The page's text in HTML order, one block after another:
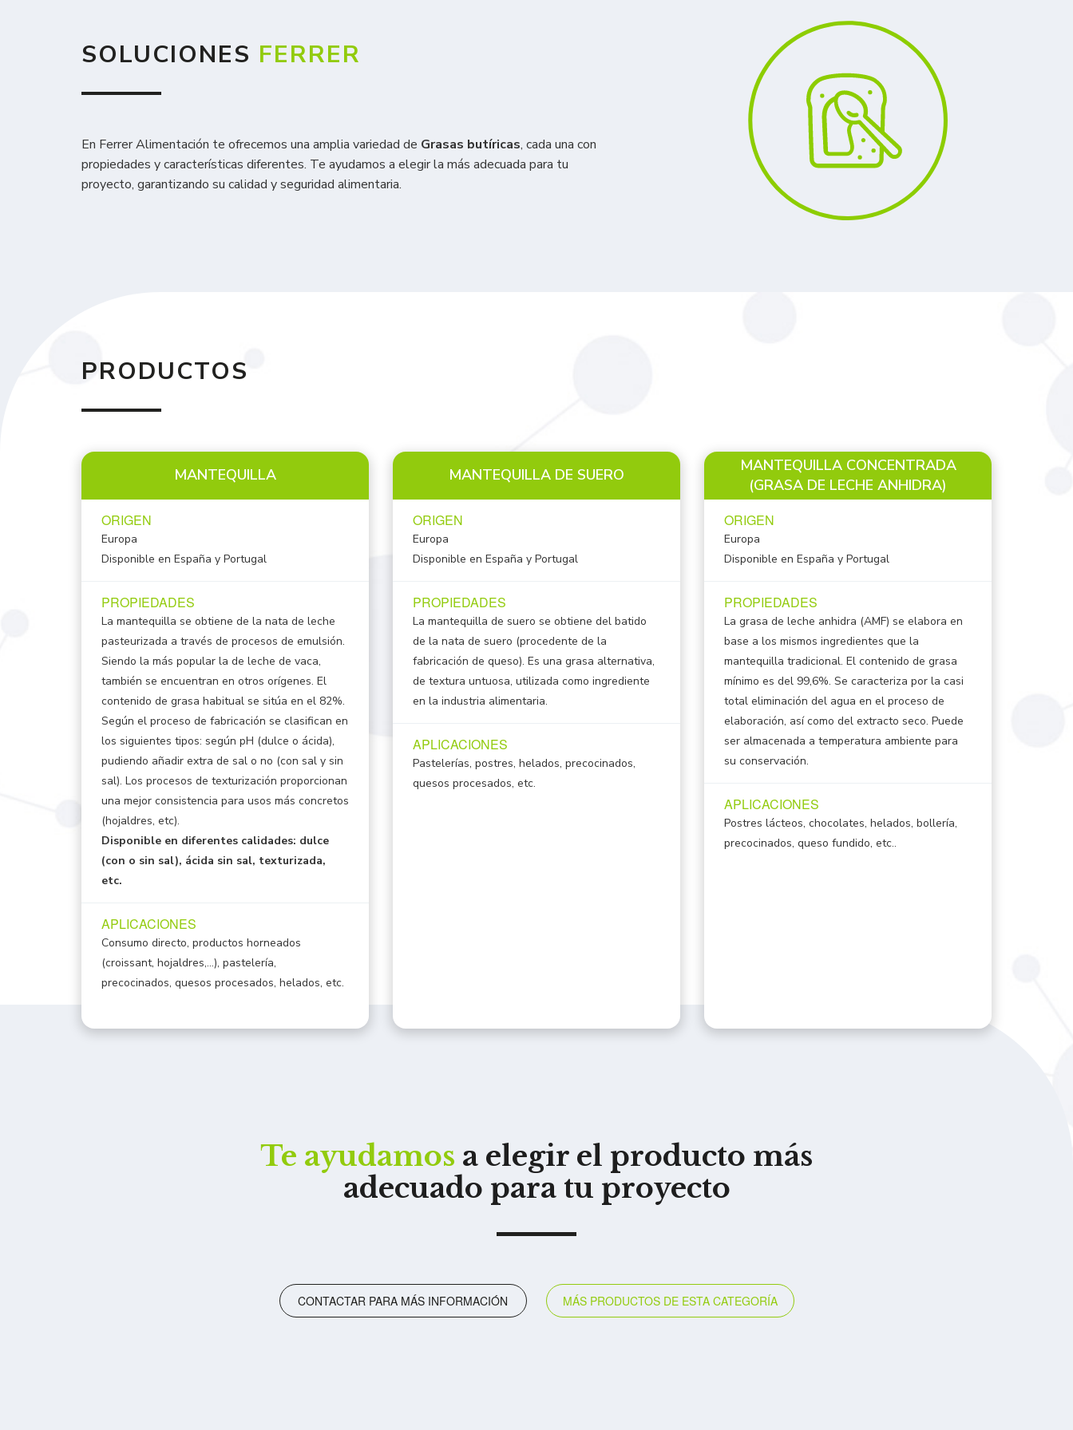
SOLUCIONES FERRER
En Ferrer Alimentación te ofrecemos una amplia variedad de Grasas butíricas, cada una con
propiedades y características diferentes. Te ayudamos a elegir la más adecuada para tu
proyecto, garantizando su calidad y seguridad alimentaria.
PRODUCTOS
MANTEQUILLA
ORIGEN
Europa
Disponible en España y Portugal
PROPIEDADES
La mantequilla se obtiene de la nata de leche
pasteurizada a través de procesos de emulsión.
Siendo la más popular la de leche de vaca,
también se encuentran en otros orígenes. El
contenido de grasa habitual se sitúa en el 82%.
Según el proceso de fabricación se clasifican en
los siguientes tipos: según pH (dulce o ácida),
pudiendo añadir extra de sal o no (con sal y sin
sal). Los procesos de texturización proporcionan
una mejor consistencia para usos más concretos
(hojaldres, etc).
Disponible en diferentes calidades: dulce
(con o sin sal), ácida sin sal, texturizada,
etc.
APLICACIONES
Consumo directo, productos horneados
(croissant, hojaldres,…), pastelería,
precocinados, quesos procesados, helados, etc.
MANTEQUILLA DE SUERO
ORIGEN
Europa
Disponible en España y Portugal
PROPIEDADES
La mantequilla de suero se obtiene del batido
de la nata de suero (procedente de la
fabricación de queso). Es una grasa alternativa,
de textura untuosa, utilizada como ingrediente
en la industria alimentaria.
APLICACIONES
Pastelerías, postres, helados, precocinados,
quesos procesados, etc.
MANTEQUILLA CONCENTRADA
(GRASA DE LECHE ANHIDRA)
ORIGEN
Europa
Disponible en España y Portugal
PROPIEDADES
La grasa de leche anhidra (AMF) se elabora en
base a los mismos ingredientes que la
mantequilla tradicional. El contenido de grasa
mínimo es del 99,6%. Se caracteriza por la casi
total eliminación del agua en el proceso de
elaboración, así como del extracto seco. Puede
ser almacenada a temperatura ambiente para
su conservación.
APLICACIONES
Postres lácteos, chocolates, helados, bollería,
precocinados, queso fundido, etc..
Te ayudamos a elegir el producto más
adecuado para tu proyecto
CONTACTAR PARA MÁS INFORMACIÓN MÁS PRODUCTOS DE ESTA CATEGORÍA